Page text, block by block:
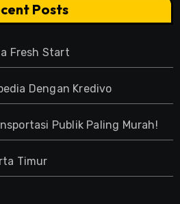
Posts
Fresh Start
Dengan Kredivo
Publik Paling Murah!
Timur